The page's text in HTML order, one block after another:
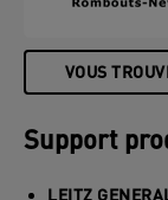
VOUS
Support